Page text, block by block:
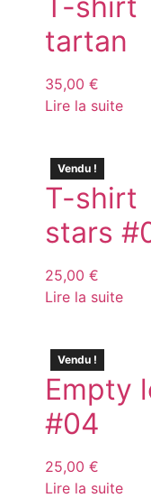
tartan
35,00 €
Lire la suite
Vendu !
T-shirt
stars
25,00 €
Lire la suite
Vendu !
Empty
#04
25,00 €
Lire la suite